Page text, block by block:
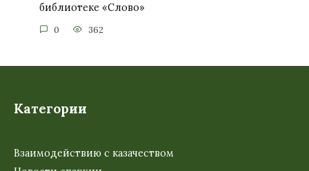
библиотеке «Слово»
0 362
Категории
Взаимодействию с казачеством